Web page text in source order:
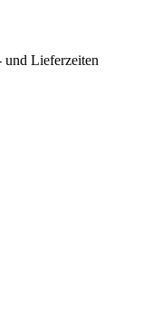
und Lieferzeiten